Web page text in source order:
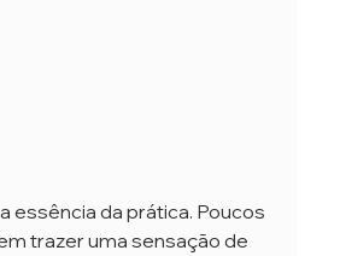
essência da prática. Poucos
trazer uma sensação de